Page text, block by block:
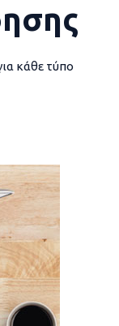
κάθε τύπο